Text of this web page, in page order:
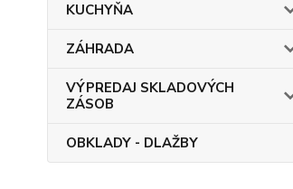
KUCHYŇA
ZÁHRADA
VÝPREDAJ SKLADOVÝCH
ZÁSOB
OBKLADY - DLAŽBY